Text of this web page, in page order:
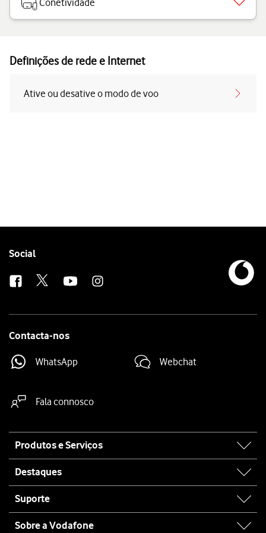
Conetividade
Definições de rede e Internet
Ative ou desative o modo de voo
Follow
Social
Contacta-nos
WhatsApp Webchat
Fala connosco
map
Produtos e Serviços
Destaques
Suporte
Sobre a Vodafone